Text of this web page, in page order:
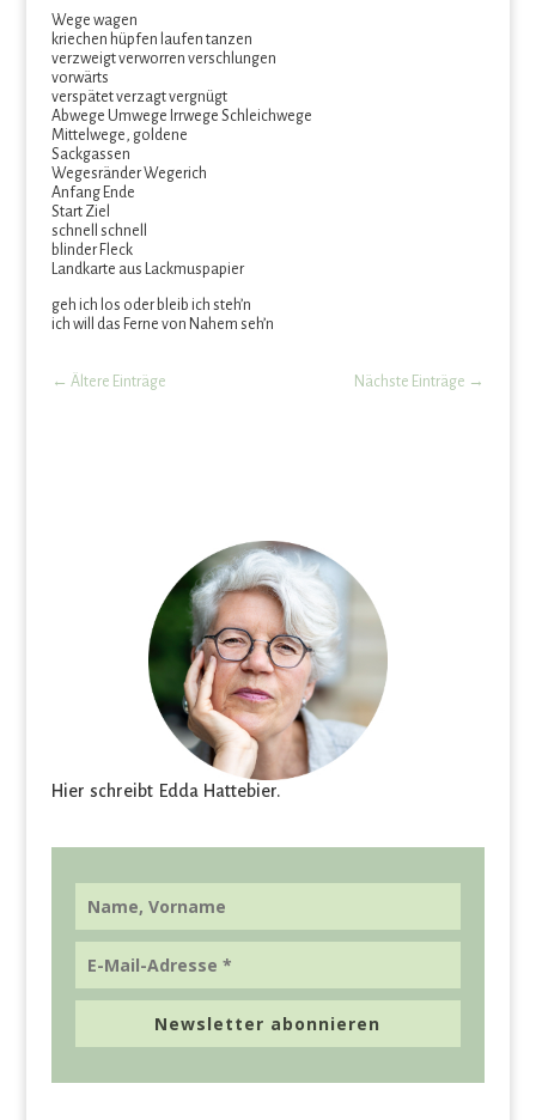
Wege wagen
kriechen hüpfen laufen tanzen
verzweigt verworren verschlungen
vorwärts
verspätet verzagt vergnügt
Abwege Umwege Irrwege Schleichwege
Mittelwege, goldene
Sackgassen
Wegesränder Wegerich
Anfang Ende
Start Ziel
schnell schnell
blinder Fleck
Landkarte aus Lackmuspapier
geh ich los oder bleib ich steh’n
ich will das Ferne von Nahem seh’n
← Ältere Einträge Nächste Einträge →
Hier schreibt Edda Hattebier.
Newsletter abonnieren